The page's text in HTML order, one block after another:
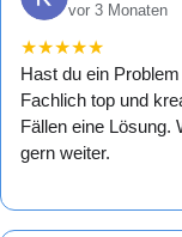
vor 3 Monaten
★★★★★
Hast du ein
Fachlich top und
Fällen eine Lösung.
gern weiter.